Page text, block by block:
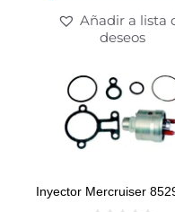
Añadir a lista
deseos
Inyector Mercruiser